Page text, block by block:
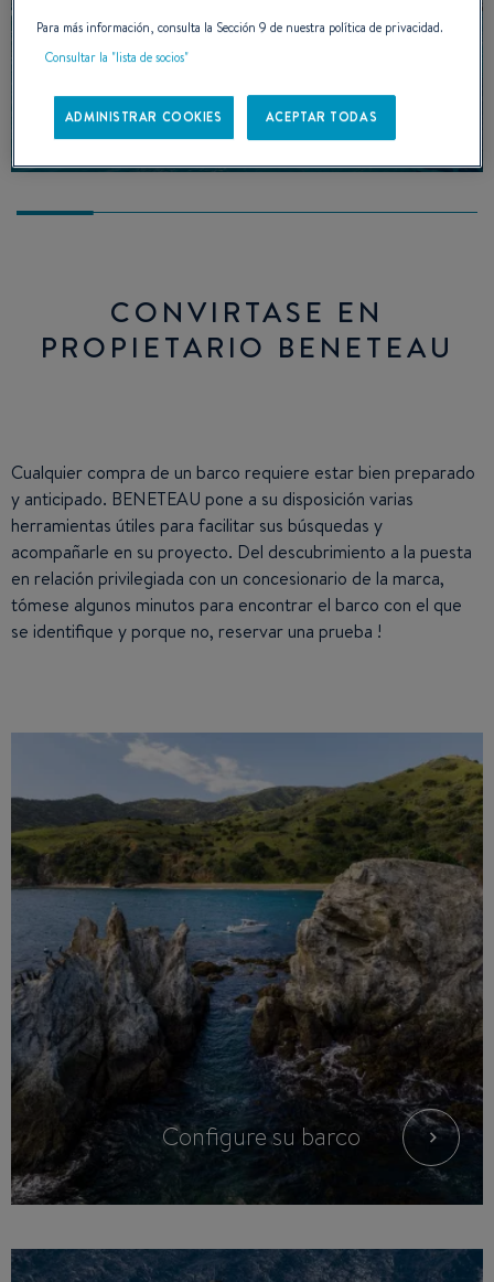
Oceanis 42
CONVIRTASE EN
PROPIETARIO BENETEAU
Cualquier compra de un barco requiere estar bien preparado
y anticipado. BENETEAU pone a su disposición varias
herramientas útiles para facilitar sus búsquedas y
acompañarle en su proyecto. Del descubrimiento a la puesta
en relación privilegiada con un concesionario de la marca,
tómese algunos minutos para encontrar el barco con el que
se identifique y porque no, reservar una prueba !
Configure su barco
Para más información, consulta la Sección 9 de nuestra política de privacidad.
Consultar la "lista de socios"
ADMINISTRAR COOKIES ACEPTAR TODAS